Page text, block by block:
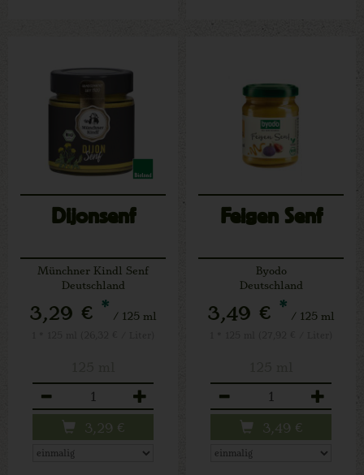
Dijonsenf
Münchner Kindl Senf
Deutschland
3,29 € * / 125 ml
3,29 €
Feigen Senf
Byodo
Deutschland
3,49 € * / 125 ml
3,49 €